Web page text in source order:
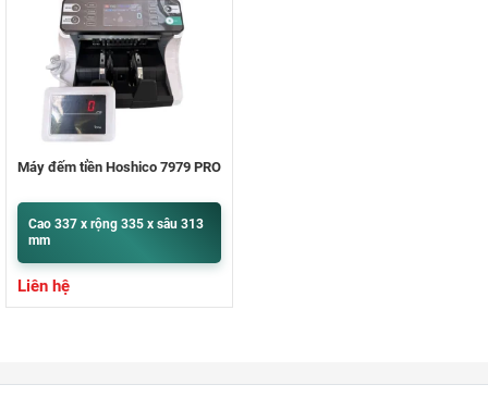
Máy đếm tiền Hoshico 7979 PRO
Cao 337 x rộng 335 x sâu 313
mm
Liên hệ